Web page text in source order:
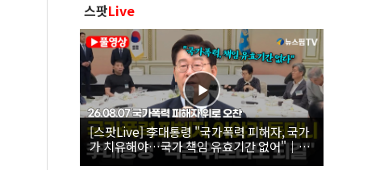
스팟Live
[스팟Live] 李대통령 "국가폭력 피해자, 국가
가 치유해야…국가 책임 유효기간 없어"｜
26.08.07 국가폭력 피해자 위로 오찬